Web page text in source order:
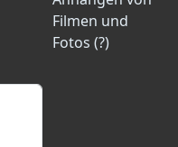
Filmen und
Fotos (?)